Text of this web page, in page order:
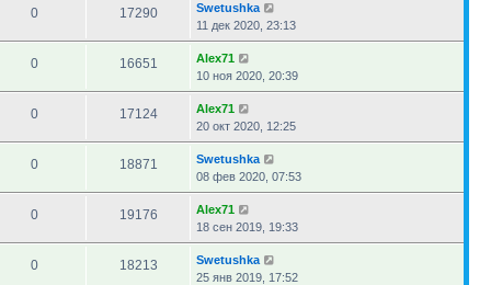
0 17290
Swetushka
11 дек 2020, 23:13
0 16651
Alex71
10 ноя 2020, 20:39
0 17124
Alex71
20 окт 2020, 12:25
0 18871
Swetushka
08 фев 2020, 07:53
0 19176
Alex71
18 сен 2019, 19:33
0 18213
Swetushka
25 янв 2019, 17:52